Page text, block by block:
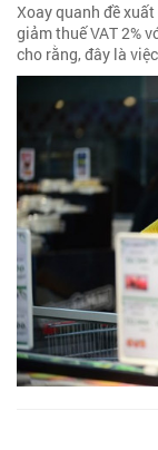
Xoay quanh đề
giảm thuế VAT 2%
cho rằng, đây là